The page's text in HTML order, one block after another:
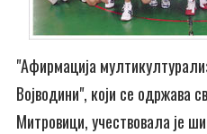
"Афирмација
Војводини", који се одржава
Митровици, учествовала је